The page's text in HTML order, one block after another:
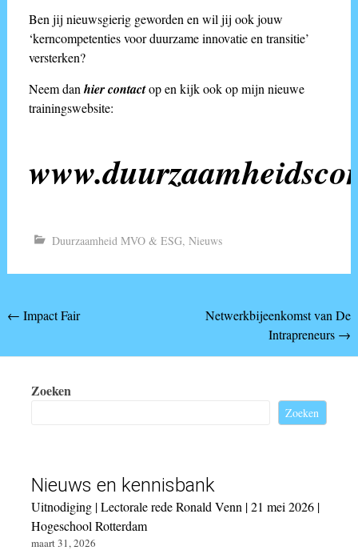
Ben jij nieuwsgierig geworden en wil jij ook jouw
‘kerncompetenties voor duurzame innovatie en transitie’
versterken?
Neem dan hier contactop en kijk ook op mijn nieuwe
trainingswebsite:
Duurzaamheid MVO & ESG, Nieuws
Bericht
← Impact Fair
Netwerkbijeenkomst van De
Intrapreneurs →
Zoeken
Zoeken
Nieuws en kennisbank
Uitnodiging | Lectorale rede Ronald Venn | 21 mei 2026 |
Hogeschool Rotterdam
maart 31, 2026